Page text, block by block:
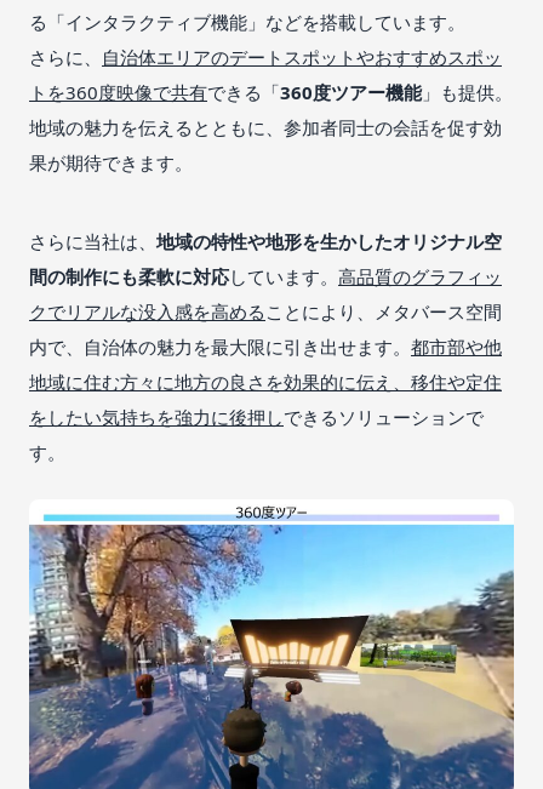
る「インタラクティブ機能」などを搭載しています。
さらに、 自治体エリアのデートスポットやおすすめスポッ
トを360度映像で共有できる「360度ツアー機能」も提供。
地域の魅力を伝えるとともに、参加者同士の会話を促す効
果が期待できます。
さらに当社は、地域の特性や地形を生かしたオリジナル空
間の制作にも柔軟に対応しています。 高品質のグラフィッ
クでリアルな没入感を高める ことにより、メタバース空間
内で、自治体の魅力を最大限に引き出せます。 都市部や他
地域に住む方々に地方の良さを効果的に伝え、移住や定住
をしたい気持ちを強力に後押しできるソリューションで
す。